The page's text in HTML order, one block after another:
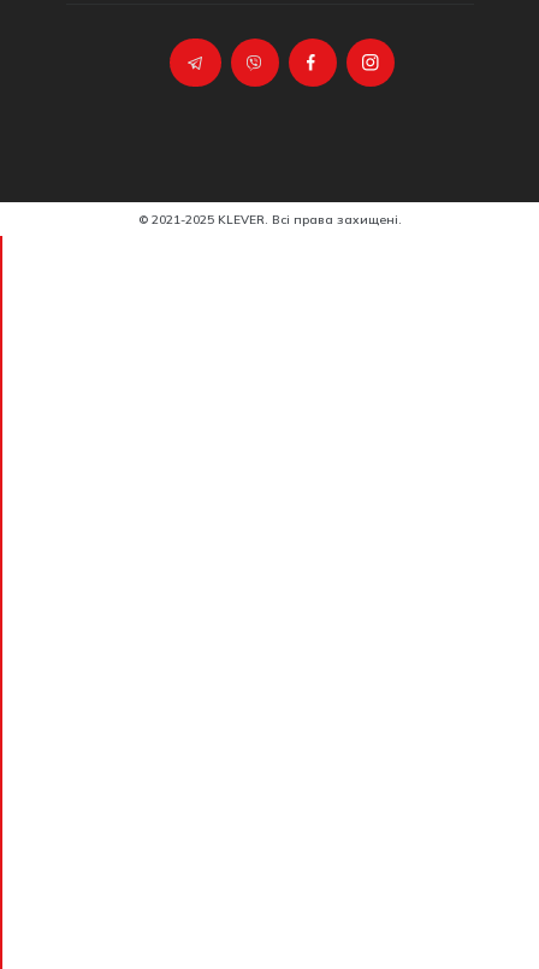
© 2021-2025 KLEVER. Всі права захищені.